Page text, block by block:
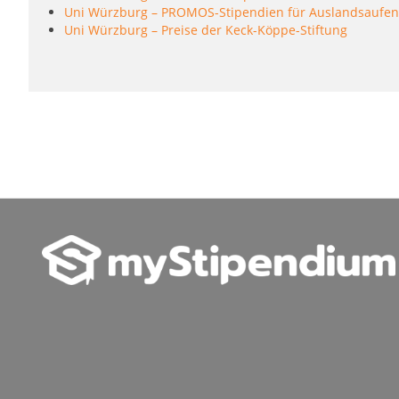
Uni Würzburg – PROMOS-Stipendien für
Uni Würzburg – Preise der Keck-Köppe-Stiftung